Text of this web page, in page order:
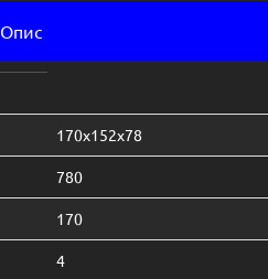
Опис
170х152х78
780
170
4